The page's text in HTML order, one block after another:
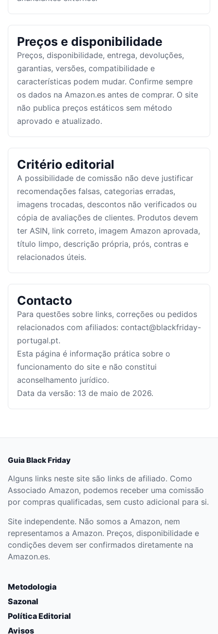
Preços e disponibilidade
Preços, disponibilidade, entrega, devoluções,
garantias, versões, compatibilidade e
características podem mudar. Confirme sempre
os dados na Amazon.es antes de comprar. O site
não publica preços estáticos sem método
aprovado e atualizado.
Critério editorial
A possibilidade de comissão não deve justificar
recomendações falsas, categorias erradas,
imagens trocadas, descontos não verificados ou
cópia de avaliações de clientes. Produtos devem
ter ASIN, link correto, imagem Amazon aprovada,
título limpo, descrição própria, prós, contras e
relacionados úteis.
Contacto
Para questões sobre links, correções ou pedidos
relacionados com afiliados: contact@blackfriday-
portugal.pt.
Esta página é informação prática sobre o
funcionamento do site e não constitui
aconselhamento jurídico.
Data da versão: 13 de maio de 2026.
Guia Black Friday
Alguns links neste site são links de afiliado. Como
Associado Amazon, podemos receber uma comissão
por compras qualificadas, sem custo adicional para si.
Site independente. Não somos a Amazon, nem
representamos a Amazon. Preços, disponibilidade e
condições devem ser confirmados diretamente na
Amazon.es.
Metodologia
Sazonal
Política Editorial
Avisos